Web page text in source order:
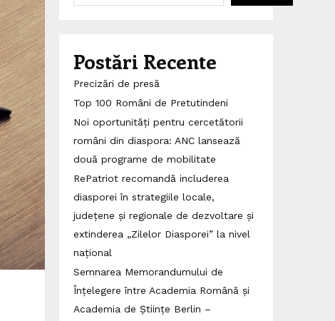
Postări Recente
Precizări de presă
Top 100 Români de Pretutindeni
Noi oportunități pentru cercetătorii
români din diaspora: ANC lansează
două programe de mobilitate
RePatriot recomandă includerea
diasporei în strategiile locale,
județene și regionale de dezvoltare și
extinderea „Zilelor Diasporei” la nivel
național
Semnarea Memorandumului de
Înțelegere între Academia Română și
Academia de Științe Berlin –